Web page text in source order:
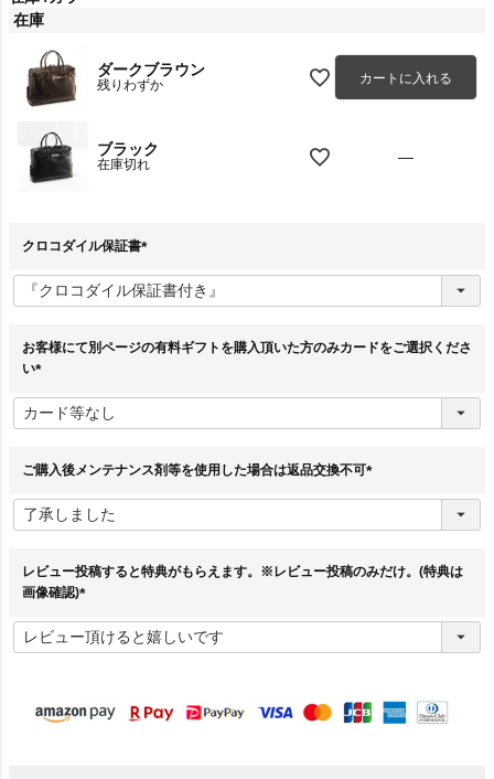
在庫
ダークブラウン
残りわずか カートに入れる
ブラック
在庫切れ —
クロコダイル保証書
必
須
お客様にて別ページの有料ギフトを購入頂いた方のみカードをご選択くださ
い
必
須
ご購入後メンテナンス剤等を使用した場合は返品交換不可
須
レビュー投稿すると特典がもらえます。※レビュー投稿のみだけ。(特典は
画像確認)
必
須